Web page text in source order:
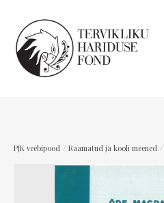
PJK veebipood / Raamatud ja kooli meened /